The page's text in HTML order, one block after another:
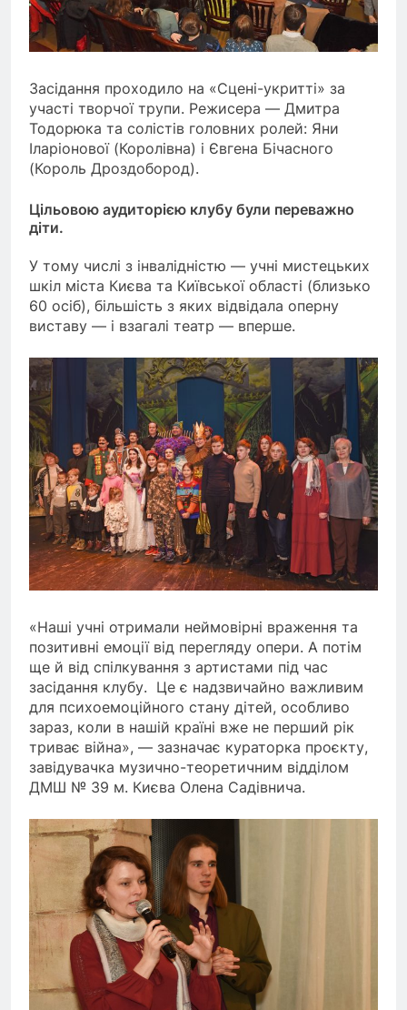
Засідання проходило на «Сцені-укритті» за
участі творчої трупи. Режисера — Дмитра
Тодорюка та солістів головних ролей: Яни
Іларіонової (Королівна) і Євгена Бічасного
(Король Дроздобород).
Цільовою аудиторією клубу були переважно
діти.
У тому числі з інвалідністю — учні мистецьких
шкіл міста Києва та Київської області (близько
60 осіб), більшість з яких відвідала оперну
виставу — і взагалі театр — вперше.
«Наші учні отримали неймовірні враження та
позитивні емоції від перегляду опери. А потім
ще й від спілкування з артистами під час
засідання клубу. Це є надзвичайно важливим
для психоемоційного стану дітей, особливо
зараз, коли в нашій країні вже не перший рік
триває війна», — зазначає кураторка проєкту,
завідувачка музично-теоретичним відділом
ДМШ № 39 м. Києва Олена Садівнича.